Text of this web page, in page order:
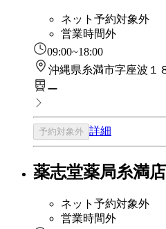
ネット予約対象外
営業時間外
09:00~18:00
沖縄県糸満市字座波１
ー
予約対象外 詳細
薬志堂薬局糸満店
ネット予約対象外
営業時間外